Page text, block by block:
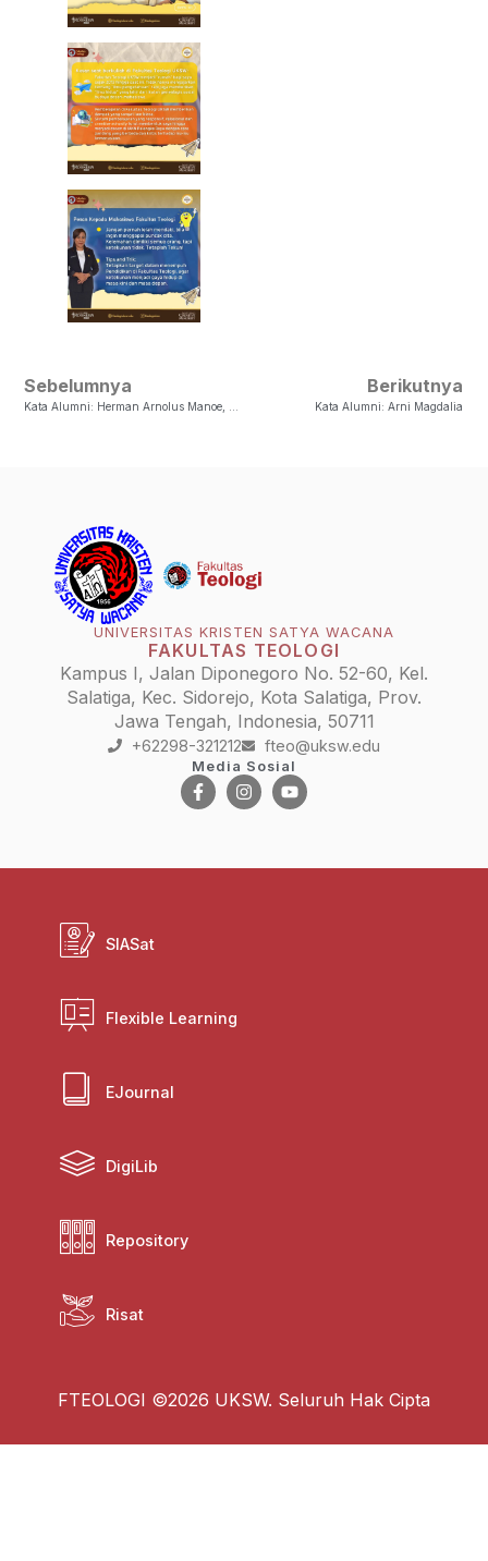
Sebelumnya Berikutnya
Kata Alumni: Arni Magdalia
UNIVERSITAS KRISTEN SATYA WACANA
FAKULTAS TEOLOGI
Kampus I, Jalan Diponegoro No. 52-60, Kel.
Salatiga, Kec. Sidorejo, Kota Salatiga, Prov.
Jawa Tengah, Indonesia, 50711
+62298-321212 fteo@uksw.edu
Media Sosial
SIASat
Flexible Learning
EJournal
DigiLib
Repository
Risat
FTEOLOGI ©2026 UKSW. Seluruh Hak Cipta